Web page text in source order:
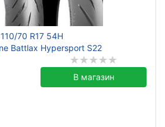
110/70 R17 54H
Battlax Hypersport S22
В магазин